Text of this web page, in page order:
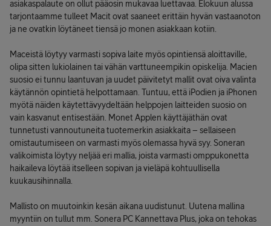
asiakaspalaute on ollut pääosin mukavaa luettavaa. Elokuun alussa
tarjontaamme tulleet Macit ovat saaneet erittäin hyvän vastaanoton
ja ne ovatkin löytäneet tiensä jo monen asiakkaan kotiin.
Maceistä löytyy varmasti sopiva laite myös opintiensä aloittaville,
olipa sitten lukiolainen tai vähän varttuneempikin opiskelija. Macien
suosio ei tunnu laantuvan ja uudet päivitetyt mallit ovat oiva valinta
käytännön opintietä helpottamaan. Tuntuu, että iPodien ja iPhonen
myötä näiden käytettävyydeltään helppojen laitteiden suosio on
vain kasvanut entisestään. Monet Applen käyttäjäthän ovat
tunnetusti vannoutuneita tuotemerkin asiakkaita – sellaiseen
omistautumiseen on varmasti myös olemassa hyvä syy. Soneran
valikoimista löytyy neljää eri mallia, joista varmasti omppukonetta
haikaileva löytää itselleen sopivan ja vieläpä kohtuullisella
kuukausihinnalla.
Mallisto on muutoinkin kesän aikana uudistunut. Uutena mallina
myyntiin on tullut mm. Sonera PC Kannettava Plus, joka on tehokas